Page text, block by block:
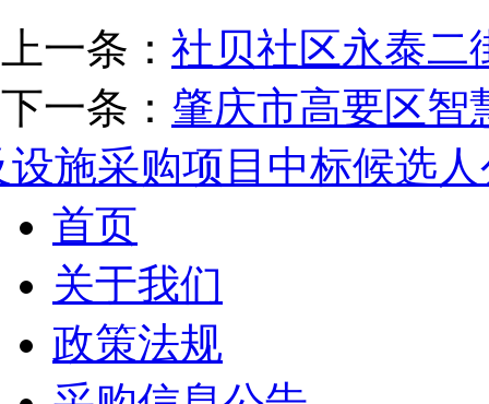
上一条： 社贝社区永泰二
下一条： 肇庆市高要区智
设施采购项目中标候选
首页
关于我们
政策法规